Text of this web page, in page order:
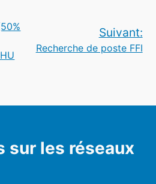
Suivant:
Recherche de poste FFI
sur les réseaux